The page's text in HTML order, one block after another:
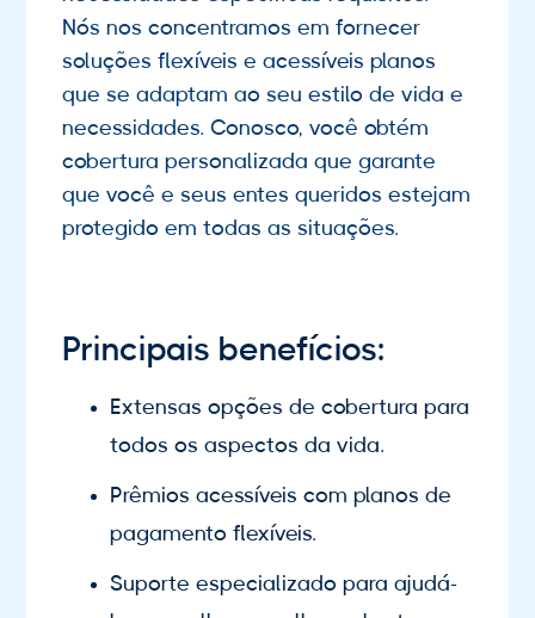
Nós nos concentramos em fornecer
soluções flexíveis e acessíveis planos
que se adaptam ao seu estilo de vida e
necessidades. Conosco, você obtém
cobertura personalizada que garante
que você e seus entes queridos estejam
protegido em todas as situações.
Principais benefícios:
Extensas opções de cobertura para
todos os aspectos da vida.
Prêmios acessíveis com planos de
pagamento flexíveis.
Suporte especializado para ajudá-